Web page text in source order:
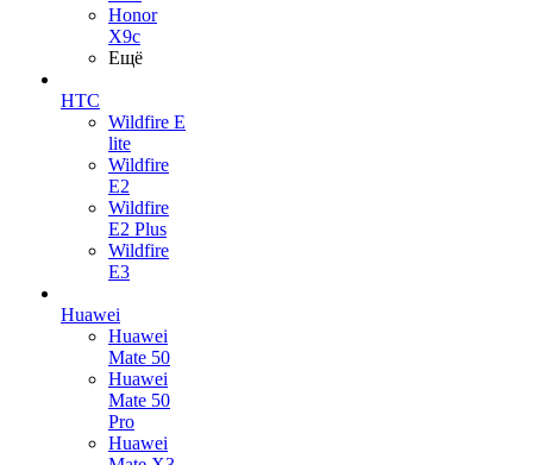
Honor
X9c
Ещё
HTC
Wildfire E
lite
Wildfire
E2
Wildfire
E2 Plus
Wildfire
E3
Huawei
Huawei
Mate 50
Huawei
Mate 50
Pro
Huawei